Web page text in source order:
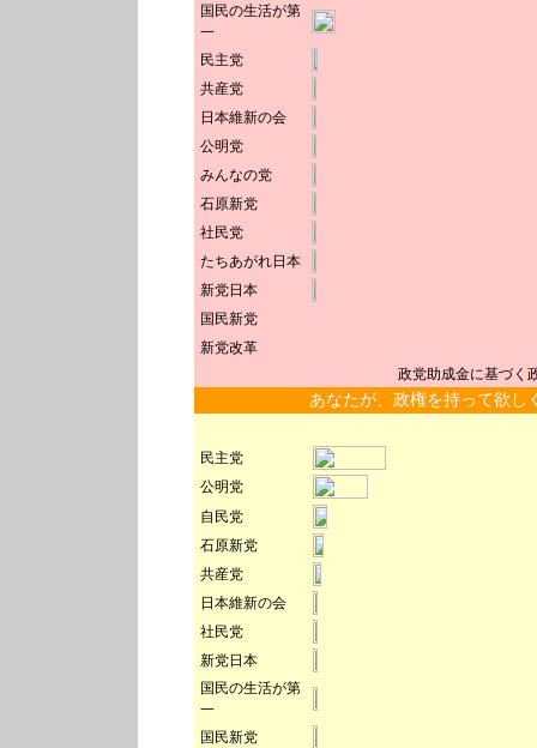
国民の生活が第
一
民主党
共産党
日本維新の会
公明党
みんなの党
石原新党
社民党
たちあがれ日本
新党日本
国民新党
新党改革
政党助成金に基づく
あなたが、政権を持って欲し
民主党
公明党
自民党
石原新党
共産党
日本維新の会
社民党
新党日本
国民の生活が第
一
国民新党